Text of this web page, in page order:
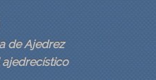
de Ajedrez